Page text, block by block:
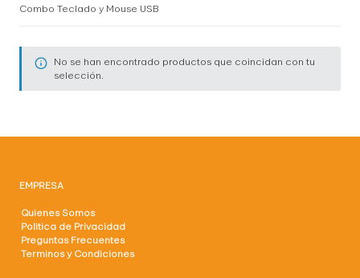
c
n
o
l
o
í
a
Combo Teclado y Mouse USB
No se han encontrado productos que coincidan con tu
selección.
EMPRESA
Quienes Somos
Politica de Privacidad
Preguntas Frecuentes
Terminos y Condiciones